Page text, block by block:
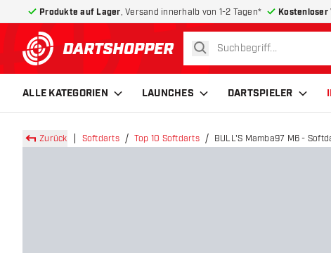
Produkte auf Lager , Versand innerhalb von 1-2 Tagen* Kostenloser
zurück zur Startseite
suchen
ALLE KATEGORIEN LAUNCHES DARTSPIELER
Zurück Softdarts Top 10 Softdarts BULL'S Mamba97 M6 -